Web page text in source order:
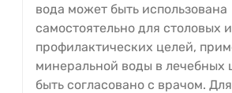
вода может быть использована
самостоятельно для столовых и
профилактических целей,
минеральной воды в лечебных
быть согласовано с врачом.